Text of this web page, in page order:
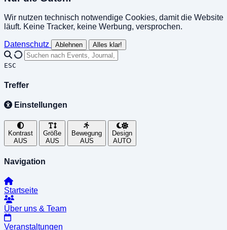
Wir nutzen technisch notwendige Cookies, damit die Website
läuft. Keine Tracker, keine Werbung, versprochen.
Datenschutz Ablehnen Alles klar!
ESC
Treffer
Einstellungen
Kontrast
AUS
Größe
AUS
Bewegung
AUS
Design
AUTO
Navigation
Startseite
Über uns & Team
Veranstaltungen